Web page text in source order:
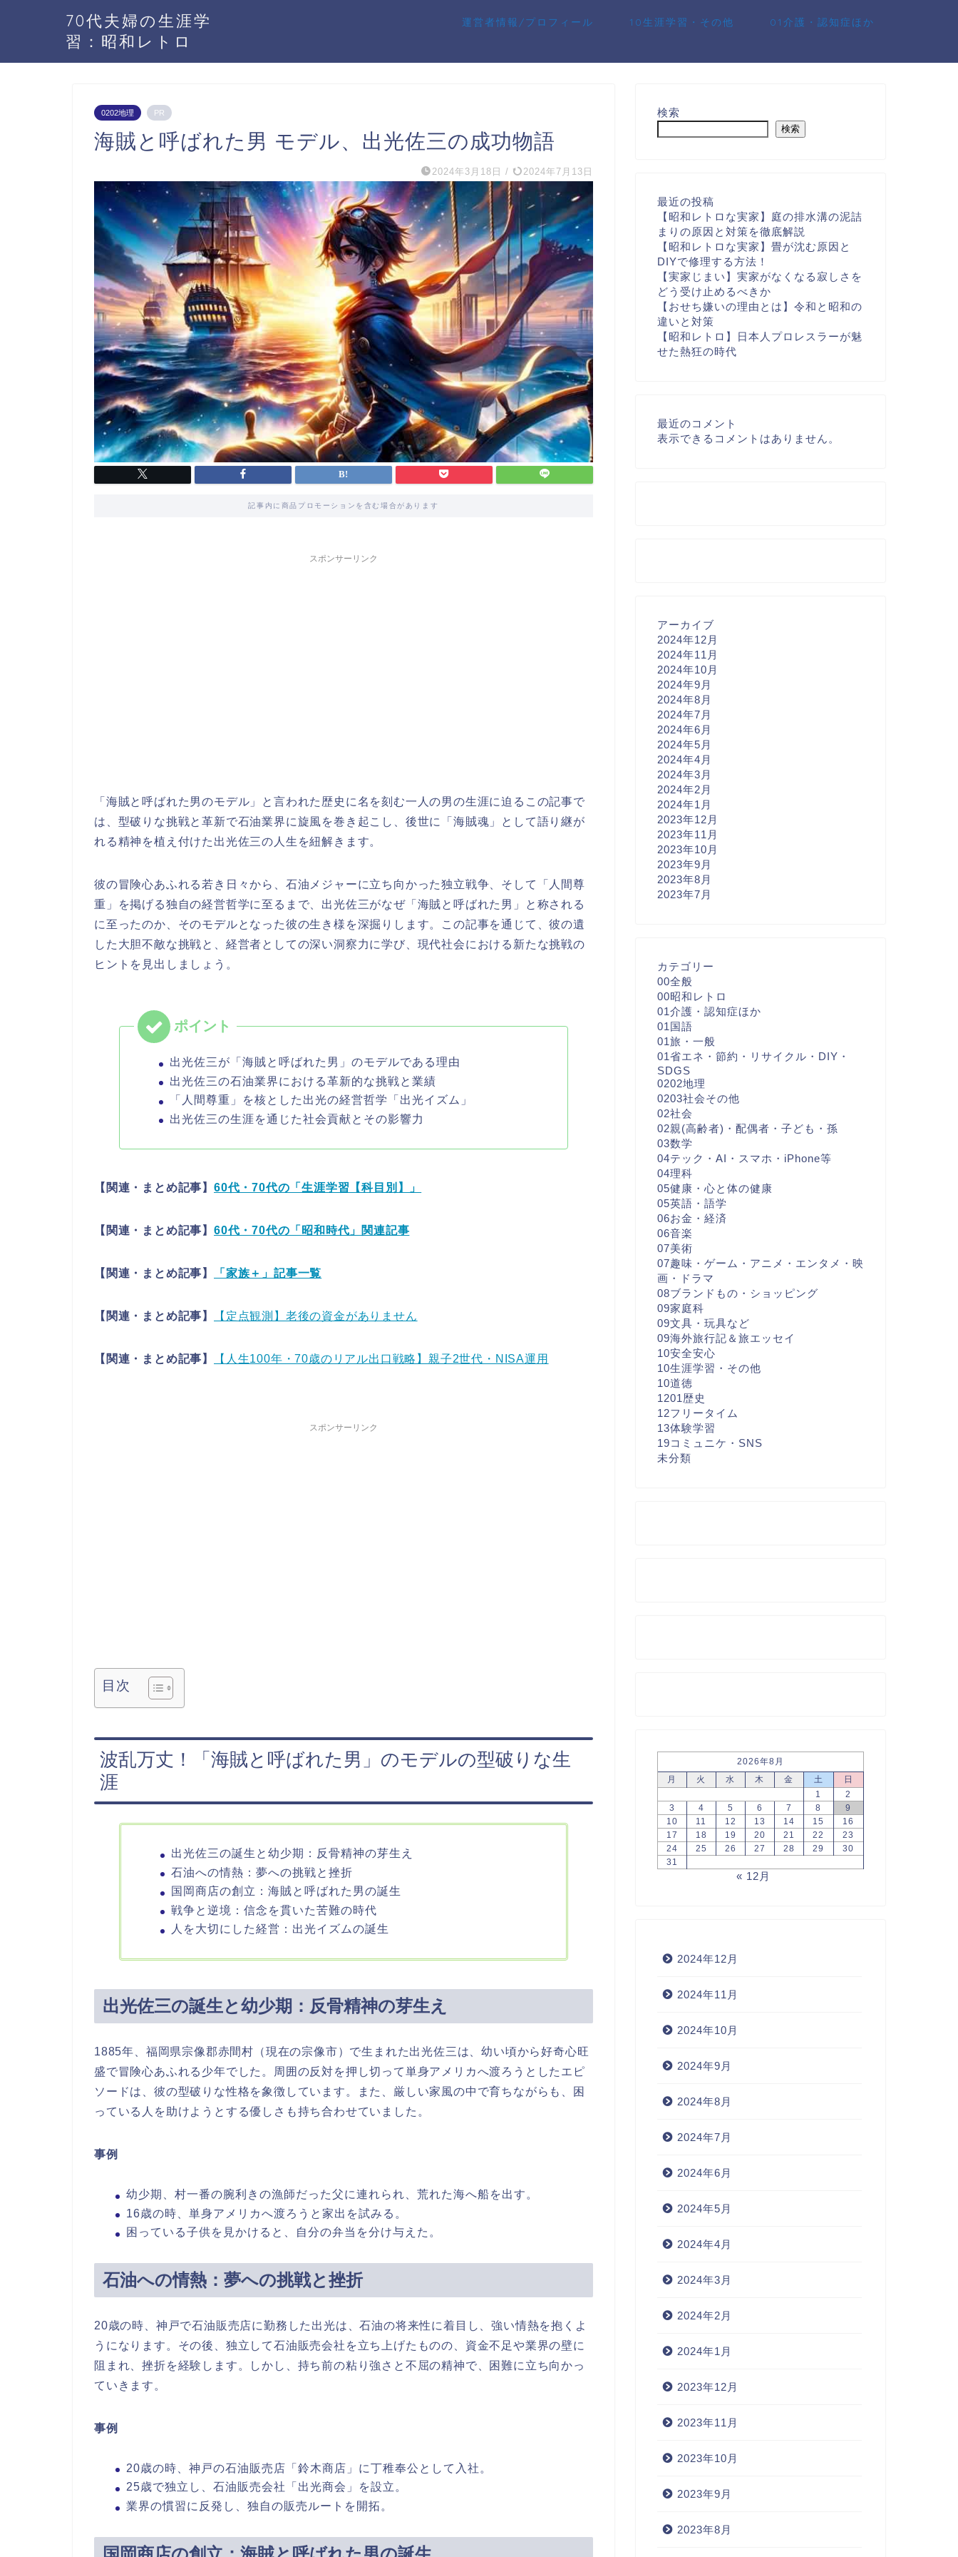
70代夫婦の生涯学
習：昭和レトロ
運営者情報/プロフィール 10生涯学習・その他 01介護・認知症ほか
0202地理 PR
海賊と呼ばれた男 モデル、出光佐三の成功物語
2024年3月18日 / 2024年7月13日
記事内に商品プロモーションを含む場合があります
スポンサーリンク
「海賊と呼ばれた男のモデル」と言われた歴史に名を刻む一人の男の生涯に迫るこの記事で
は、型破りな挑戦と革新で石油業界に旋風を巻き起こし、後世に「海賊魂」として語り継が
れる精神を植え付けた出光佐三の人生を紐解きます。
彼の冒険心あふれる若き日々から、石油メジャーに立ち向かった独立戦争、そして「人間尊
重」を掲げる独自の経営哲学に至るまで、出光佐三がなぜ「海賊と呼ばれた男」と称される
に至ったのか、そのモデルとなった彼の生き様を深掘りします。この記事を通じて、彼の遺
した大胆不敵な挑戦と、経営者としての深い洞察力に学び、現代社会における新たな挑戦の
ヒントを見出しましょう。
出光佐三が「海賊と呼ばれた男」のモデルである理由
出光佐三の石油業界における革新的な挑戦と業績
「人間尊重」を核とした出光の経営哲学「出光イズム」
出光佐三の生涯を通じた社会貢献とその影響力
【関連・まとめ記事】 60代・70代の「生涯学習【科目別】」
【関連・まとめ記事】 60代・70代の「昭和時代」関連記事
【関連・まとめ記事】 「家族＋」記事一覧
【関連・まとめ記事】 【定点観測】老後の資金がありません
【関連・まとめ記事】 【人生100年・70歳のリアル出口戦略】親子2世代・NISA運用
スポンサーリンク
目次
波乱万丈！「海賊と呼ばれた男」のモデルの型破りな生
涯
出光佐三の誕生と幼少期：反骨精神の芽生え
石油への情熱：夢への挑戦と挫折
国岡商店の創立：海賊と呼ばれた男の誕生
戦争と逆境：信念を貫いた苦難の時代
人を大切にした経営：出光イズムの誕生
出光佐三の誕生と幼少期：反骨精神の芽生え
1885年、福岡県宗像郡赤間村（現在の宗像市）で生まれた出光佐三は、幼い頃から好奇心旺
盛で冒険心あふれる少年でした。周囲の反対を押し切って単身アメリカへ渡ろうとしたエピ
ソードは、彼の型破りな性格を象徴しています。また、厳しい家風の中で育ちながらも、困
っている人を助けようとする優しさも持ち合わせていました。
事例
幼少期、村一番の腕利きの漁師だった父に連れられ、荒れた海へ船を出す。
16歳の時、単身アメリカへ渡ろうと家出を試みる。
困っている子供を見かけると、自分の弁当を分け与えた。
石油への情熱：夢への挑戦と挫折
20歳の時、神戸で石油販売店に勤務した出光は、石油の将来性に着目し、強い情熱を抱くよ
うになります。その後、独立して石油販売会社を立ち上げたものの、資金不足や業界の壁に
阻まれ、挫折を経験します。しかし、持ち前の粘り強さと不屈の精神で、困難に立ち向かっ
ていきます。
事例
20歳の時、神戸の石油販売店「鈴木商店」に丁稚奉公として入社。
25歳で独立し、石油販売会社「出光商会」を設立。
業界の慣習に反発し、独自の販売ルートを開拓。
検索
検索
最近の投稿
【昭和レトロな実家】庭の排水溝の泥詰
まりの原因と対策を徹底解説
【昭和レトロな実家】畳が沈む原因と
DIYで修理する方法！
【実家じまい】実家がなくなる寂しさを
どう受け止めるべきか
【おせち嫌いの理由とは】令和と昭和の
違いと対策
【昭和レトロ】日本人プロレスラーが魅
せた熱狂の時代
最近のコメント
表示できるコメントはありません。
アーカイブ
2024年12月
2024年11月
2024年10月
2024年9月
2024年8月
2024年7月
2024年6月
2024年5月
2024年4月
2024年3月
2024年2月
2024年1月
2023年12月
2023年11月
2023年10月
2023年9月
2023年8月
2023年7月
カテゴリー
00全般
00昭和レトロ
01介護・認知症ほか
01国語
01旅・一般
01省エネ・節約・リサイクル・DIY・
SDGS
0202地理
0203社会その他
02社会
02親(高齢者)・配偶者・子ども・孫
03数学
04テック・AI・スマホ・iPhone等
04理科
05健康・心と体の健康
05英語・語学
06お金・経済
06音楽
07美術
07趣味・ゲーム・アニメ・エンタメ・映
画・ドラマ
08ブランドもの・ショッピング
09家庭科
09文具・玩具など
09海外旅行記＆旅エッセイ
10安全安心
10生涯学習・その他
10道徳
1201歴史
12フリータイム
13体験学習
19コミュニケ・SNS
未分類
2026年8月
月
火 水 木 金 土
日
1
2
3
4 5 6 7 8
9
10
11 12 13 14 15
16
17
18 19 20 21 22
23
24
25 26 27 28 29
30
31
« 12月
2024年12月
2024年11月
2024年10月
2024年9月
2024年8月
2024年7月
2024年6月
2024年5月
2024年4月
2024年3月
2024年2月
2024年1月
2023年12月
2023年11月
2023年10月
2023年9月
2023年8月